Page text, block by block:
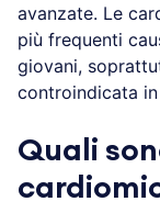
avanzate. Le
più frequenti
giovani,
controindicata
Quali